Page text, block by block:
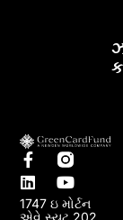
1747 ઇ મોર્ટન
એવે સ્યુટ 202